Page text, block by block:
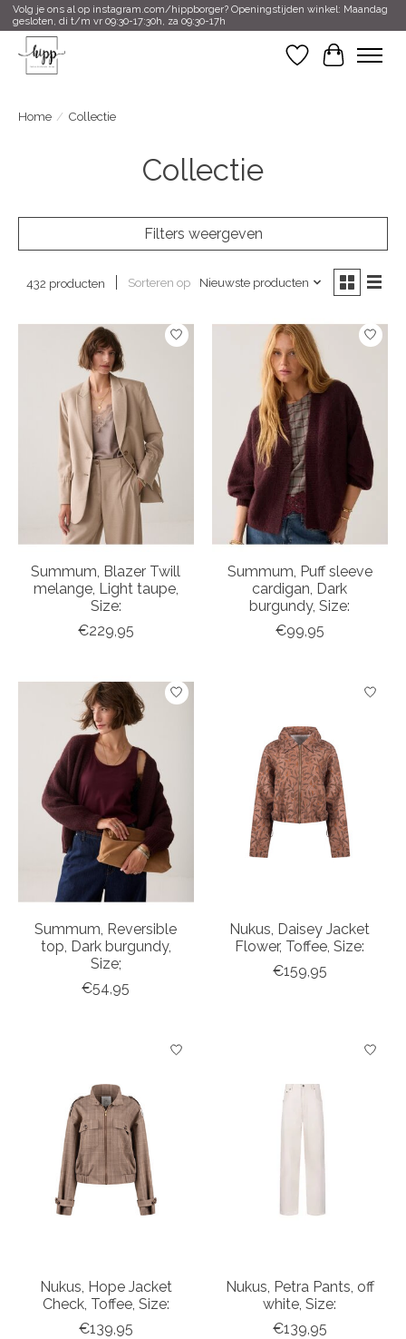
Volg je ons al op instagram.com/hippborger? Openingstijden winkel: Maandag
gesloten, di t/m vr 09:30-17:30h, za 09:30-17h
Verlanglijst
Home / Collectie
Collectie
Filters weergeven
432 producten Sorteren op Nieuwste producten
Summum, Blazer Twill
melange, Light taupe,
Size:
€229,95
Summum, Puff sleeve
cardigan, Dark
burgundy, Size:
€99,95
Summum, Reversible
top, Dark burgundy,
Size;
€54,95
Nukus, Daisey Jacket
Flower, Toffee, Size:
€159,95
Nukus, Hope Jacket
Check, Toffee, Size:
€139,95
Nukus, Petra Pants, off
white, Size:
€139,95